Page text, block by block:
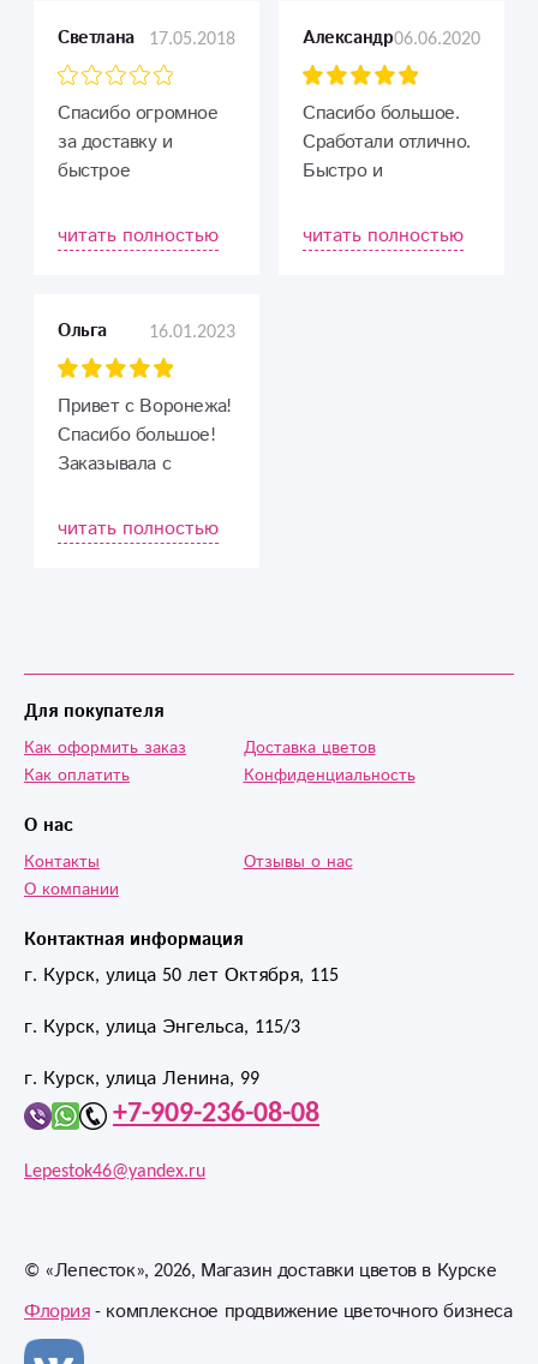
Светлана 17.05.2018
Спасибо огромное
за доставку и
быстрое
Недорого,
качественно,
сотрудники, которые
принимали заказ.
Именинница
довольна. Всем
советую.
читать полностью
Александр06.06.2020
Спасибо большое.
Сработали отлично.
Быстро и
Немогу не отметить
ассортимент и
читать полностью
Ольга 16.01.2023
Привет с Воронежа!
Спасибо большое!
Заказывала с
определённому
дню. Всё
читать полностью
Контактная информация
г. Курск, улица 50 лет Октября, 115
г. Курск, улица Энгельса, 115/3
г. Курск, улица Ленина, 99
+7-909-236-08-08
Lepestok46@yandex.ru
Для покупателя
Как оформить заказ
Как оплатить
Доставка цветов
Конфиденциальность
О нас
Контакты
О компании
Отзывы о нас
© «Лепесток», 2026, Магазин доставки цветов в Курске
Флория- комплексное продвижение цветочного бизнеса